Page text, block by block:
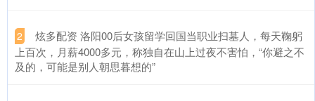
2
​炫多配资 洛阳00后女孩留学回国当职业扫墓人，每天鞠躬
上百次，月薪4000多元，称独自在山上过夜不害怕，“你避之不
及的，可能是别人朝思暮想的”